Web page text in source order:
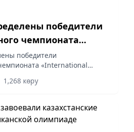
победители
чемпионата
FIRST
победители
«International
1,268 көру